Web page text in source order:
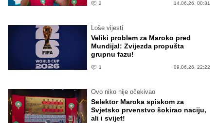
2 14.06.26. 00:31
Loše vijesti
Veliki problem za Maroko pred
Mundijal: Zvijezda propušta
grupnu fazu!
1 09.06.26. 22:22
Ovo niko nije očekivao
Selektor Maroka spiskom za
Svjetsko prvenstvo šokirao naciju,
ali i svijet!